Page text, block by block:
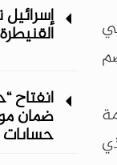
القنيطرة
انفتاح
ضمان
حسابات